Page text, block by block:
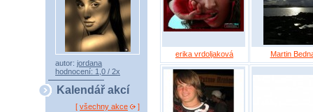
autor: jordana
hodnocení: 1,0 / 2x
Kalendář akcí
[ všechny akce ]
erika vrdoljaková Martin